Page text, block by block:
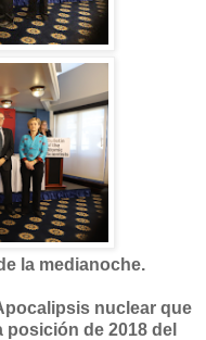
la medianoche.
nuclear que
de 2018 del